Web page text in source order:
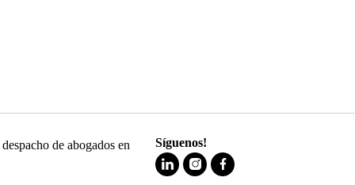
de abogados en
Síguenos!